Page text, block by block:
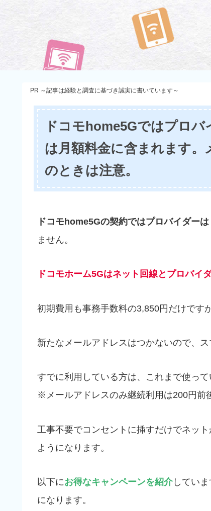
PR ～記事は経験と調査に基づき誠実に書いています～
ドコモhome5Gではプロ
は月額料金に含まれます。
のときは注意。
ドコモhome5Gの契約ではプロバイダーは
ません。
ドコモホーム5Gはネット回線とプロバイ
初期費用も事務手数料の3,850円だけです
新たなメールアドレスはつかないので、
すでに利用している方は、これまで使っ
※メールアドレスのみ継続利用は200円前
工事不要でコンセントに挿すだけでネッ
ようになります。
以下にお得なキャンペーンを紹介していま
になります。